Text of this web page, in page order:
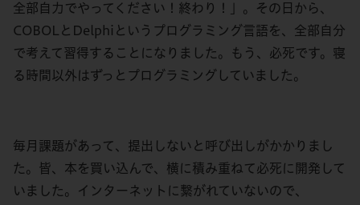
全部自力でやってください！終わり！」。その日から、
COBOLとDelphiというプログラミング言語を、全部自分
で考えて習得することになりました。もう、必死です。寝
る時間以外はずっとプログラミングしていました。
毎月課題があって、提出しないと呼び出しがかかりまし
た。皆、本を買い込んで、横に積み重ねて必死に開発して
いました。インターネットに繋がれていないので、